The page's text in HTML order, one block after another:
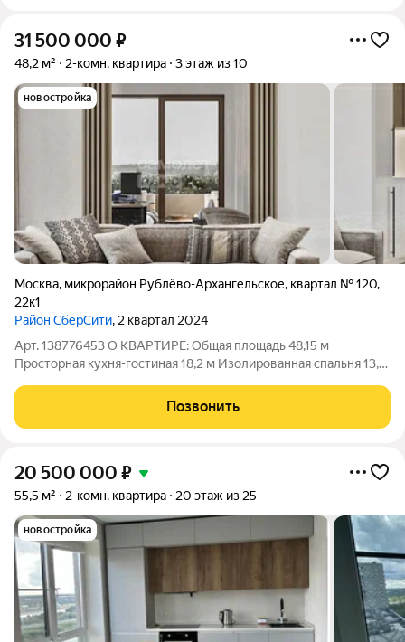
31 500 000 ₽
48,2 м² 2-комн. квартира 3 этаж из 10
новостройка
Москва, микрорайон Рублёво-Архангельское, квартал № 120,
22к1
Район СберСити, 2 квартал 2024
Арт. 138776453 О КВАРТИРЕ: Общая площадь 48,15 м
Просторная кухня-гостиная 18,2 м Изолированная спальня 13,7
внутренний двор
Позвонить
20 500 000 ₽
55,5 м² 2-комн. квартира 20 этаж из 25
новостройка